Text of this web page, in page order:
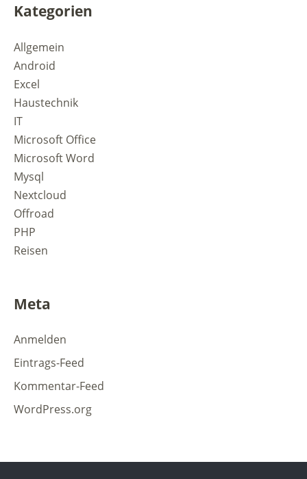
Kategorien
Allgemein
Android
Excel
Haustechnik
IT
Microsoft Office
Microsoft Word
Mysql
Nextcloud
Offroad
PHP
Reisen
Meta
Anmelden
Eintrags-Feed
Kommentar-Feed
WordPress.org